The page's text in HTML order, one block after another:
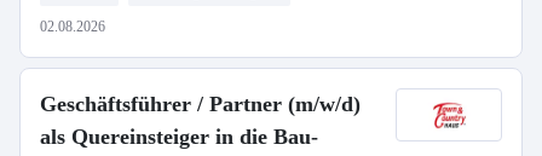
02.08.2026
Geschäftsführer / Partner (m/w/d)
als Quereinsteiger in die Bau-